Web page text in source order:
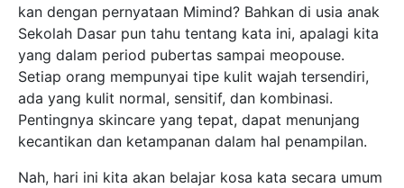
kan dengan pernyataan Mimind? Bahkan di usia anak
Sekolah Dasar pun tahu tentang kata ini, apalagi kita
yang dalam period pubertas sampai meopouse.
Setiap orang mempunyai tipe kulit wajah tersendiri,
ada yang kulit normal, sensitif, dan kombinasi.
Pentingnya skincare yang tepat, dapat menunjang
kecantikan dan ketampanan dalam hal penampilan.
Nah, hari ini kita akan belajar kosa kata secara umum